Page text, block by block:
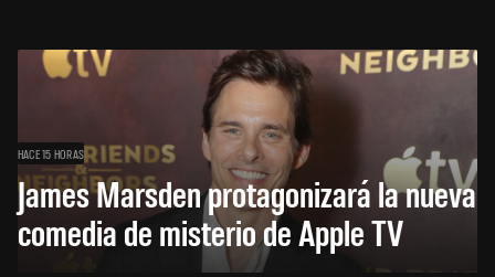
HACE 15 HORAS
James Marsden protagonizará la nueva
comedia de misterio de Apple TV